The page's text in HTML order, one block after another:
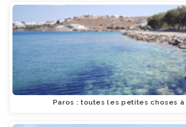
Paros : toutes les petites choses à